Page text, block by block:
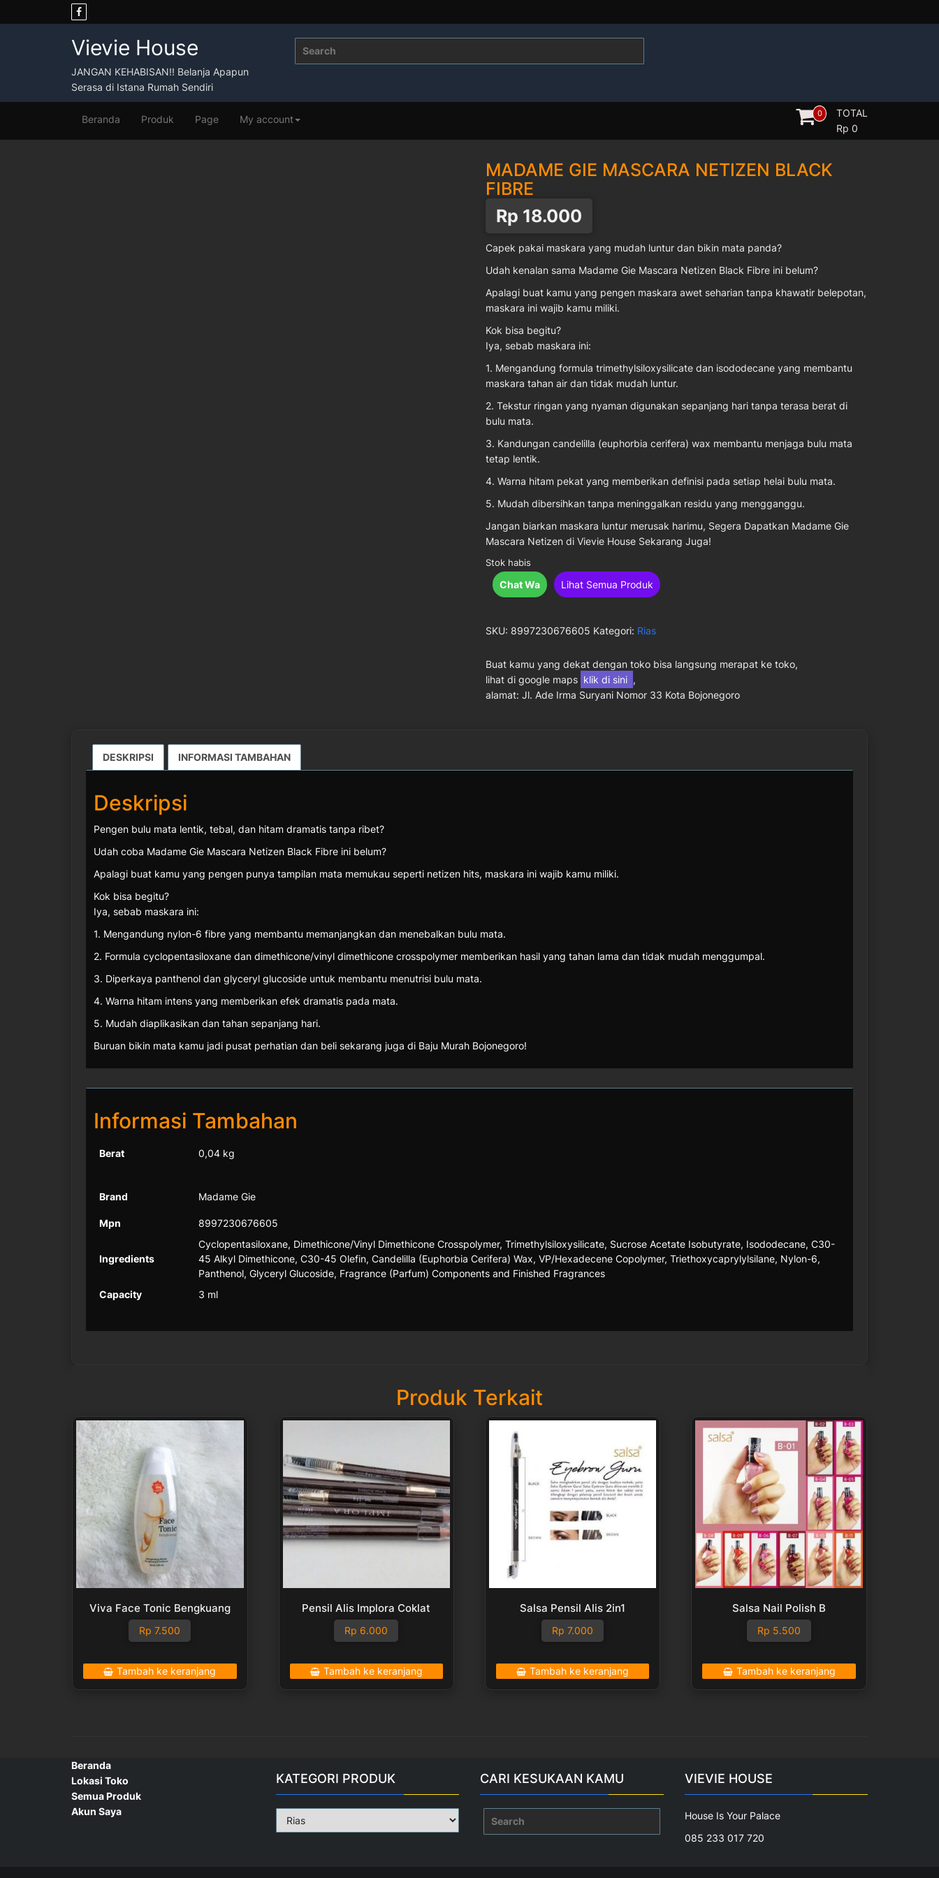
to
Vievie House
JANGAN KEHABISAN!! Belanja Apapun
Serasa di Istana Rumah Sendiri
0
TOTAL
Rp 0
Beranda Produk Page My account
MADAME GIE MASCARA NETIZEN BLACK
FIBRE
Rp 18.000
Capek pakai maskara yang mudah luntur dan bikin mata panda?
Udah kenalan sama Madame Gie Mascara Netizen Black Fibre ini belum?
Apalagi buat kamu yang pengen maskara awet seharian tanpa khawatir belepotan,
maskara ini wajib kamu miliki.
Kok bisa begitu?
Iya, sebab maskara ini:
1. Mengandung formula trimethylsiloxysilicate dan isododecane yang membantu
maskara tahan air dan tidak mudah luntur.
2. Tekstur ringan yang nyaman digunakan sepanjang hari tanpa terasa berat di
bulu mata.
3. Kandungan candelilla (euphorbia cerifera) wax membantu menjaga bulu mata
tetap lentik.
4. Warna hitam pekat yang memberikan definisi pada setiap helai bulu mata.
5. Mudah dibersihkan tanpa meninggalkan residu yang mengganggu.
Jangan biarkan maskara luntur merusak harimu, Segera Dapatkan Madame Gie
Mascara Netizen di Vievie House Sekarang Juga!
Stok habis
Chat Wa Lihat Semua Produk
SKU: 8997230676605 Kategori: Rias
Buat kamu yang dekat dengan toko bisa langsung merapat ke toko,
lihat di google maps klik di sini ,
alamat: Jl. Ade Irma Suryani Nomor 33 Kota Bojonegoro
DESKRIPSI INFORMASI TAMBAHAN
Deskripsi
Pengen bulu mata lentik, tebal, dan hitam dramatis tanpa ribet?
Udah coba Madame Gie Mascara Netizen Black Fibre ini belum?
Apalagi buat kamu yang pengen punya tampilan mata memukau seperti netizen hits, maskara ini wajib kamu miliki.
Kok bisa begitu?
Iya, sebab maskara ini:
1. Mengandung nylon-6 fibre yang membantu memanjangkan dan menebalkan bulu mata.
2. Formula cyclopentasiloxane dan dimethicone/vinyl dimethicone crosspolymer memberikan hasil yang tahan lama dan tidak mudah menggumpal.
3. Diperkaya panthenol dan glyceryl glucoside untuk membantu menutrisi bulu mata.
4. Warna hitam intens yang memberikan efek dramatis pada mata.
5. Mudah diaplikasikan dan tahan sepanjang hari.
Buruan bikin mata kamu jadi pusat perhatian dan beli sekarang juga di Baju Murah Bojonegoro!
Informasi Tambahan
Berat 0,04 kg
Brand Madame Gie
Mpn 8997230676605
Ingredients
Cyclopentasiloxane, Dimethicone/Vinyl Dimethicone Crosspolymer, Trimethylsiloxysilicate, Sucrose Acetate Isobutyrate, Isododecane, C30-
45 Alkyl Dimethicone, C30-45 Olefin, Candelilla (Euphorbia Cerifera) Wax, VP/Hexadecene Copolymer, Triethoxycaprylylsilane, Nylon-6,
Panthenol, Glyceryl Glucoside, Fragrance (Parfum) Components and Finished Fragrances
Capacity
3 ml
Produk Terkait
Viva Face Tonic Bengkuang
Rp 7.500
Tambah ke keranjang
Pensil Alis Implora Coklat
Rp 6.000
Tambah ke keranjang
Salsa Pensil Alis 2in1
Rp 7.000
Tambah ke keranjang
Salsa Nail Polish B
Rp 5.500
Tambah ke keranjang
Beranda
Lokasi Toko
Semua Produk
Akun Saya
KATEGORI PRODUK CARI KESUKAAN KAMU VIEVIE HOUSE
House Is Your Palace
085 233 017 720